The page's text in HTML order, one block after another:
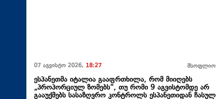
07 აგვისტო 2026, 18:27 მსოფლიო
ესპანეთმა იტალია გააფრთხილა, რომ მიიღებს
„პროპორციულ ზომებს“, თუ რომი 9 აგვისტომდე არ
გააუქმებს სასაზღვრო კონტროლს ესპანეთიდან ჩასულ